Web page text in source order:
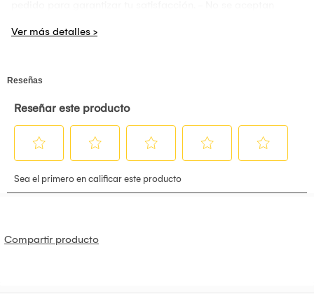
realizada la compra. - El mueble se entrega armado para tu
del color.
Compartir producto